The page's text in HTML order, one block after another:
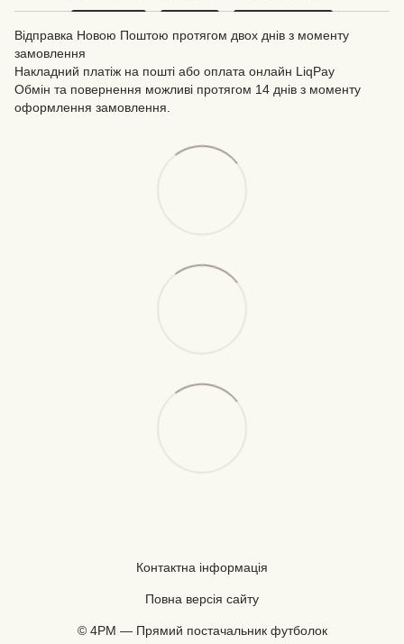
Відправка Новою Поштою протягом двох днів з моменту
замовлення
Накладний платіж на пошті або оплата онлайн LiqPay
Обмін та повернення можливі протягом 14 днів з моменту
оформлення замовлення.
Контактна інформація
Повна версія сайту
© 4PM — Прямий постачальник футболок